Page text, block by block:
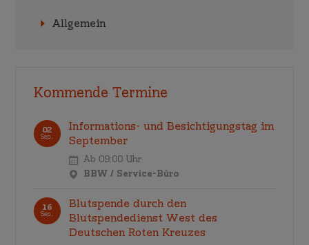
Allgemein
Kommende Termine
02
Sep..
Informations- und Besichtigungstag im
September
Ab 09:00 Uhr
BBW / Service-Büro
16
Sep..
Blutspende durch den
Blutspendedienst West des
Deutschen Roten Kreuzes